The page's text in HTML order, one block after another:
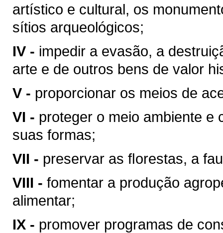
artístico e cultural, os
sítios arqueológicos;
IV - impedir a evasão, a
arte e de outros bens de valor
V - proporcionar os meios de
VI - proteger o meio ambiente e
suas formas;
VII - preservar as ﬂorestas, a
VIII - fomentar a produção
alimentar;
IX - promover programas de